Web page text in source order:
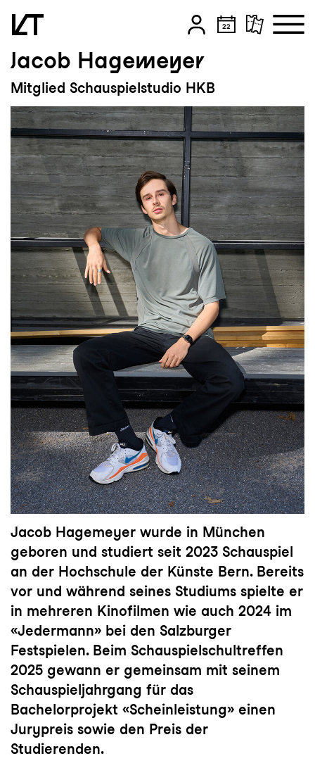
Zum Hauptinhalt springen
Zum Footer springen
Jacob Hagemeyer
Mitglied Schauspielstudio HKB
Jacob Hagemeyer wurde in München
geboren und studiert seit 2023 Schauspiel
an der Hochschule der Künste Bern. Bereits
vor und während seines Studiums spielte er
in mehreren Kinofilmen wie auch 2024 im
«Jedermann» bei den Salzburger
Festspielen. Beim Schauspielschultreffen
2025 gewann er gemeinsam mit seinem
Schauspieljahrgang für das
Bachelorprojekt «Scheinleistung» einen
Jurypreis sowie den Preis der
Studierenden.